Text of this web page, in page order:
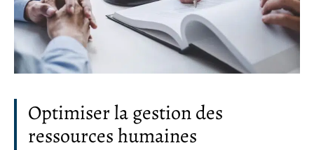
Optimiser la gestion des
ressources humaines